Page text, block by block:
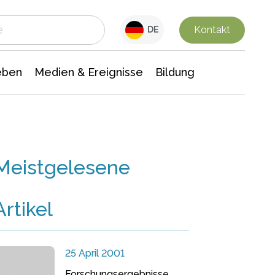
DE Kontakt
Medien & Ereignisse Bildung
25 April 2001